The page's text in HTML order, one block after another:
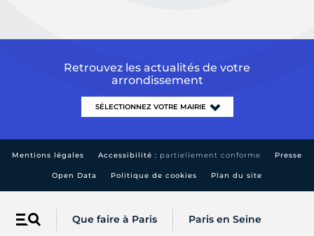
Menu Que faire à Paris Paris en Seine
Retrouvez les actualités de votre
arrondissement
Mentions légales Accessibilité : partiellement conforme Presse
Open Data Politique de cookies Plan du site